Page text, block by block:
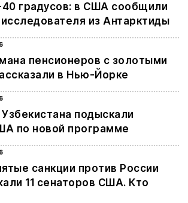
градусов: в США сообщили
из Антарктиды
пенсионеров с золотыми
в Нью-Йорке
подыскали
по новой программе
санкции против России
11 сенаторов США. Кто